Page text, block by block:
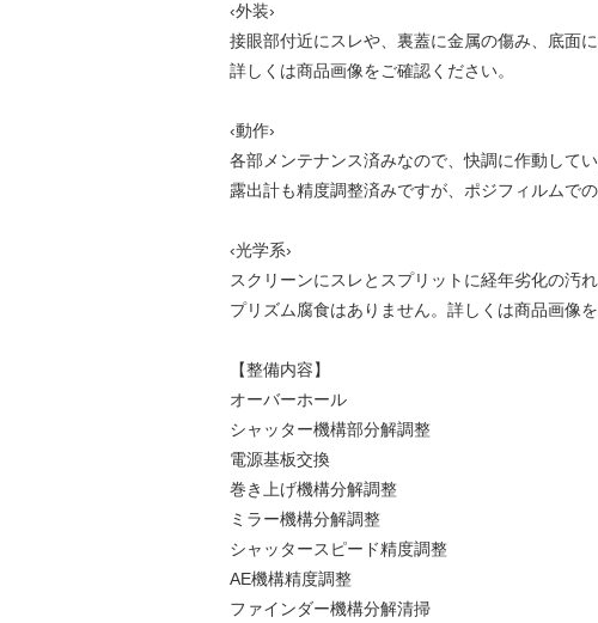
‹外装›
接眼部付近にスレや、裏蓋に金属の傷み、底面
詳しくは商品画像をご確認ください。
‹動作›
各部メンテナンス済みなので、快調に作動してい
露出計も精度調整済みですが、ポジフィルムで
‹光学系›
スクリーンにスレとスプリットに経年劣化の汚
プリズム腐食はありません。詳しくは商品画像を
【整備内容】
オーバーホール
シャッター機構部分解調整
電源基板交換
巻き上げ機構分解調整
ミラー機構分解調整
シャッタースピード精度調整
AE機構精度調整
ファインダー機構分解清掃